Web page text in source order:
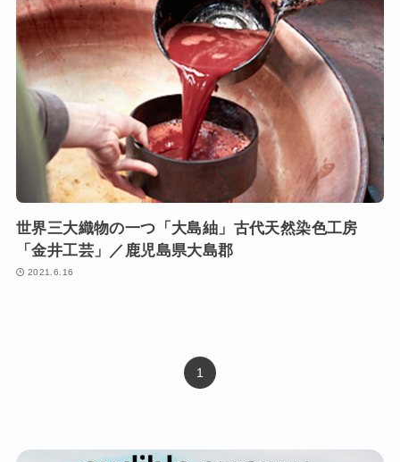
世界三大織物の一つ「大島紬」古代天然染色工房
「金井工芸」／鹿児島県大島郡
2021.6.16
1